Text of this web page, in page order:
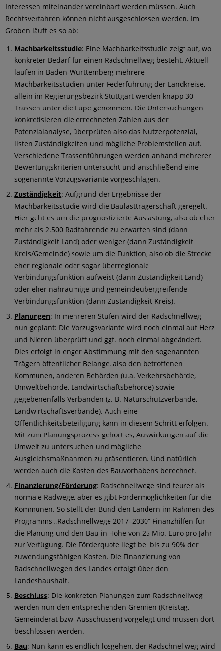
Interessen miteinander vereinbart werden müssen. Auch
Rechtsverfahren können nicht ausgeschlossen werden. Im
Groben läuft es so ab:
Machbarkeitsstudie: Eine Machbarkeitsstudie zeigt auf, wo
konkreter Bedarf für einen Radschnellweg besteht. Aktuell
laufen in Baden-Württemberg mehrere
Machbarkeitsstudien unter Federführung der Landkreise,
allein im Regierungsbezirk Stuttgart werden knapp 30
Trassen unter die Lupe genommen. Die Untersuchungen
konkretisieren die errechneten Zahlen aus der
Potenzialanalyse, überprüfen also das Nutzerpotenzial,
listen Zuständigkeiten und mögliche Problemstellen auf.
Verschiedene Trassenführungen werden anhand mehrerer
Bewertungskriterien untersucht und anschließend eine
sogenannte Vorzugsvariante vorgeschlagen.
Zuständigkeit: Aufgrund der Ergebnisse der
Machbarkeitsstudie wird die Baulastträgerschaft geregelt.
Hier geht es um die prognostizierte Auslastung, also ob eher
mehr als 2.500 Radfahrende zu erwarten sind (dann
Zuständigkeit Land) oder weniger (dann Zuständigkeit
Kreis/Gemeinde) sowie um die Funktion, also ob die Strecke
eher regionale oder sogar überregionale
Verbindungsfunktion aufweist (dann Zuständigkeit Land)
oder eher nahräumige und gemeindeübergreifende
Verbindungsfunktion (dann Zuständigkeit Kreis).
Planungen: In mehreren Stufen wird der Radschnellweg
nun geplant: Die Vorzugsvariante wird noch einmal auf Herz
und Nieren überprüft und ggf. noch einmal abgeändert.
Dies erfolgt in enger Abstimmung mit den sogenannten
Trägern öffentlicher Belange, also den betroffenen
Kommunen, anderen Behörden (u.a. Verkehrsbehörde,
Umweltbehörde, Landwirtschaftsbehörde) sowie
gegebenenfalls Verbänden (z. B. Naturschutzverbände,
Landwirtschaftsverbände). Auch eine
Öffentlichkeitsbeteiligung kann in diesem Schritt erfolgen.
Mit zum Planungsprozess gehört es, Auswirkungen auf die
Umwelt zu untersuchen und mögliche
Ausgleichsmaßnahmen zu präsentieren. Und natürlich
werden auch die Kosten des Bauvorhabens berechnet.
Finanzierung/Förderung: Radschnellwege sind teurer als
normale Radwege, aber es gibt Fördermöglichkeiten für die
Kommunen. So stellt der Bund den Ländern im Rahmen des
Programms „Radschnellwege 2017–2030“ Finanzhilfen für
die Planung und den Bau in Höhe von 25 Mio. Euro pro Jahr
zur Verfügung. Die Förderquote liegt bei bis zu 90% der
zuwendungsfähigen Kosten. Die Finanzierung von
Radschnellwegen des Landes erfolgt über den
Landeshaushalt.
Beschluss: Die konkreten Planungen zum Radschnellweg
werden nun den entsprechenden Gremien (Kreistag,
Gemeinderat bzw. Ausschüssen) vorgelegt und müssen dort
beschlossen werden.
Bau: Nun kann es endlich losgehen, der Radschnellweg wird